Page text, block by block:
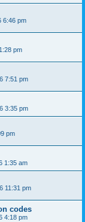
6:46 pm
pm
7:51 pm
3:35 pm
pm
1:35 am
11:31 pm
codes
4:18 pm